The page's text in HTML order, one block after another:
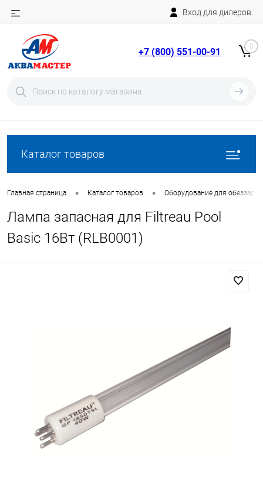
Вход для дилеров
+7 (800) 551-00-91 0
Каталог товаров
Главная страница • Каталог товаров • Оборудование для
Лампа запасная для Filtreau Pool
Basic 16Вт (RLB0001)